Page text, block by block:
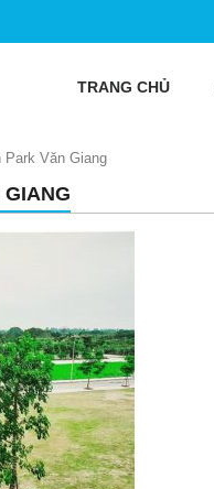
TRANG CHỦ
Park Văn Giang
GIANG